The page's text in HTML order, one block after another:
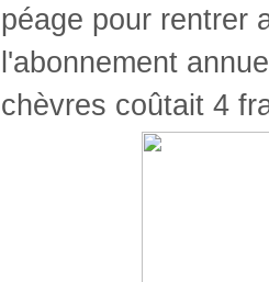
péage pour rentrer
l'abonnement
chèvres coûtait 4